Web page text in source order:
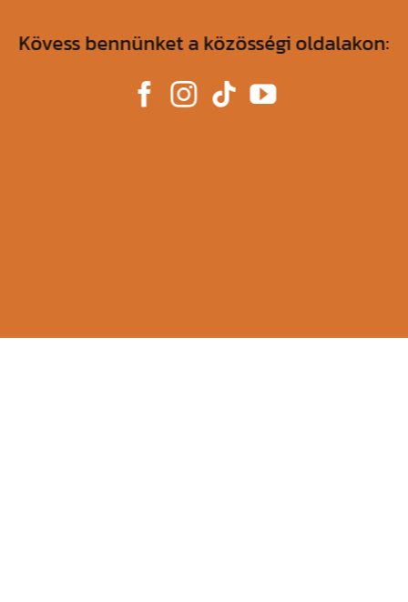
Kövess bennünket a közösségi oldalakon: